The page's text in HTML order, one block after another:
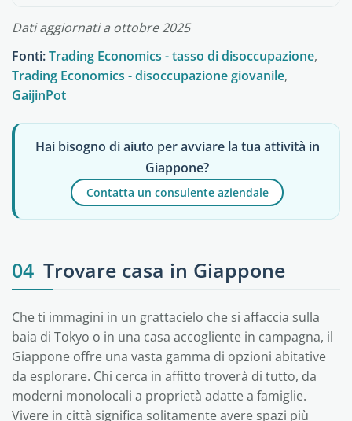
Dati aggiornati a ottobre 2025
Fonti:Trading Economics - tasso di disoccupazione,
Trading Economics - disoccupazione giovanile,
GaijinPot
Hai bisogno di aiuto per avviare la tua attività in
Giappone?
Contatta un consulente aziendale
04 Trovare casa in Giappone
Che ti immagini in un grattacielo che si affaccia sulla
baia di Tokyo o in una casa accogliente in campagna, il
Giappone offre una vasta gamma di opzioni abitative
da esplorare. Chi cerca in affitto troverà di tutto, da
moderni monolocali a proprietà adatte a famiglie.
Vivere in città significa solitamente avere spazi più